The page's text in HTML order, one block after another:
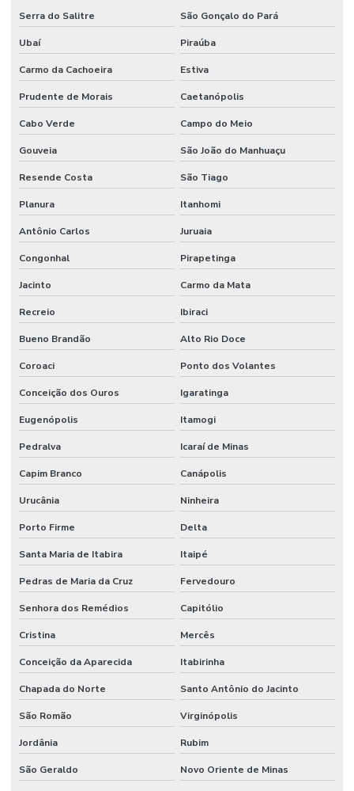
Terceirização de mão de obra técnica
Terceirização de serviços de manutenção predial
Serra do Salitre São Gonçalo do Pará
Ubaí Piraúba
Carmo da Cachoeira Estiva
Prudente de Morais Caetanópolis
Cabo Verde Campo do Meio
Gouveia São João do Manhuaçu
Resende Costa São Tiago
Planura Itanhomi
Antônio Carlos Juruaia
Congonhal Pirapetinga
Jacinto Carmo da Mata
Recreio Ibiraci
Bueno Brandão Alto Rio Doce
Coroaci Ponto dos Volantes
Conceição dos Ouros Igaratinga
Eugenópolis Itamogi
Pedralva Icaraí de Minas
Capim Branco Canápolis
Urucânia Ninheira
Porto Firme Delta
Santa Maria de Itabira Itaipé
Pedras de Maria da Cruz Fervedouro
Senhora dos Remédios Capitólio
Cristina Mercês
Conceição da Aparecida Itabirinha
Chapada do Norte Santo Antônio do Jacinto
São Romão Virginópolis
Jordânia Rubim
São Geraldo Novo Oriente de Minas